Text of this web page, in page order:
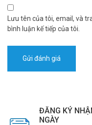
Lưu tên của tôi, email, và
bình luận kế tiếp của tôi.
ĐĂNG KÝ
NGÀY